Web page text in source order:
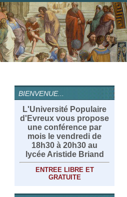
BIENVENUE...
L'Université Populaire
d'Evreux vous propose
une conférence par
mois le vendredi de
18h30 à 20h30 au
lycée Aristide Briand
ENTREE LIBRE ET
GRATUITE